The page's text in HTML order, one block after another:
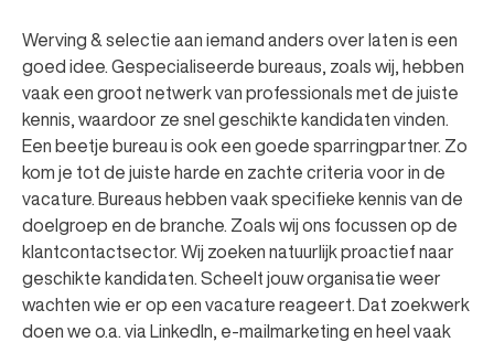
Werving & selectie aan iemand anders over laten is een
goed idee. Gespecialiseerde bureaus, zoals wij, hebben
vaak een groot netwerk van professionals met de juiste
kennis, waardoor ze snel geschikte kandidaten vinden.
Een beetje bureau is ook een goede sparringpartner. Zo
kom je tot de juiste harde en zachte criteria voor in de
vacature. Bureaus hebben vaak specifieke kennis van de
doelgroep en de branche. Zoals wij ons focussen op de
klantcontactsector. Wij zoeken natuurlijk proactief naar
geschikte kandidaten. Scheelt jouw organisatie weer
wachten wie er op een vacature reageert. Dat zoekwerk
doen we o.a. via LinkedIn, e-mailmarketing en heel vaak